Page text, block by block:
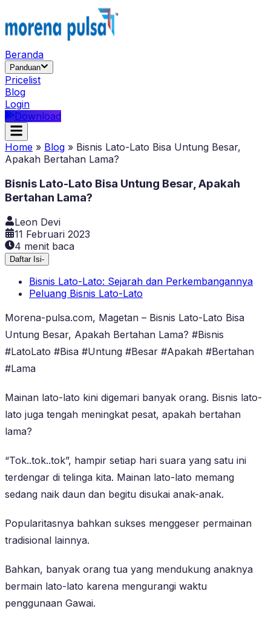
Beranda
Panduan
Pricelist
Blog
Login
Download
Home » Blog » Bisnis Lato-Lato Bisa Untung Besar,
Apakah Bertahan Lama?
Bisnis Lato-Lato Bisa Untung Besar, Apakah
Bertahan Lama?
Leon Devi
11 Februari 2023
4 menit baca
Daftar Isi-
Bisnis Lato-Lato: Sejarah dan Perkembangannya
Peluang Bisnis Lato-Lato
Morena-pulsa.com, Magetan – Bisnis Lato-Lato Bisa
Untung Besar, Apakah Bertahan Lama? #Bisnis
#LatoLato #Bisa #Untung #Besar #Apakah #Bertahan
#Lama
Mainan lato-lato kini digemari banyak orang. Bisnis lato-
lato juga tengah meningkat pesat, apakah bertahan
lama?
“Tok..tok..tok”, hampir setiap hari suara yang satu ini
terdengar di telinga kita. Mainan lato-lato memang
sedang naik daun dan begitu disukai anak-anak.
Popularitasnya bahkan sukses menggeser permainan
tradisional lainnya.
Bahkan, banyak orang tua yang mendukung anaknya
bermain lato-lato karena mengurangi waktu
penggunaan Gawai.